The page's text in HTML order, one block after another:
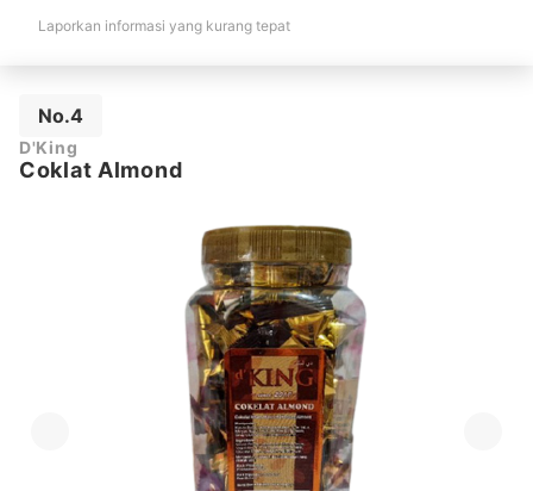
Laporkan informasi yang kurang tepat
No.4
D'King
Coklat Almond